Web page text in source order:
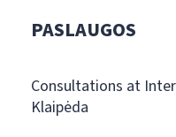
PASLAUGOS
Consultations at
Klaipėda